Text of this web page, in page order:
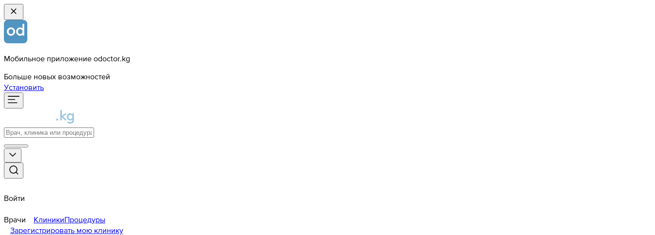
Мобильное приложение odoctor.kg
Больше новых возможностей
Установить
Войти
Врачи КлиникиПроцедуры
Зарегистрировать мою клинику